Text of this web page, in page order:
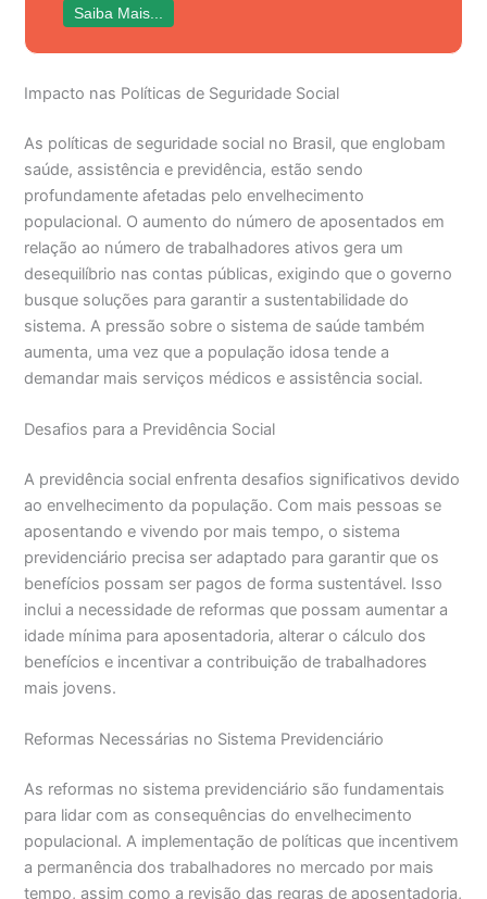
Saiba Mais...
Impacto nas Políticas de Seguridade Social
As políticas de seguridade social no Brasil, que englobam
saúde, assistência e previdência, estão sendo
profundamente afetadas pelo envelhecimento
populacional. O aumento do número de aposentados em
relação ao número de trabalhadores ativos gera um
desequilíbrio nas contas públicas, exigindo que o governo
busque soluções para garantir a sustentabilidade do
sistema. A pressão sobre o sistema de saúde também
aumenta, uma vez que a população idosa tende a
demandar mais serviços médicos e assistência social.
Desafios para a Previdência Social
A previdência social enfrenta desafios significativos devido
ao envelhecimento da população. Com mais pessoas se
aposentando e vivendo por mais tempo, o sistema
previdenciário precisa ser adaptado para garantir que os
benefícios possam ser pagos de forma sustentável. Isso
inclui a necessidade de reformas que possam aumentar a
idade mínima para aposentadoria, alterar o cálculo dos
benefícios e incentivar a contribuição de trabalhadores
mais jovens.
Reformas Necessárias no Sistema Previdenciário
As reformas no sistema previdenciário são fundamentais
para lidar com as consequências do envelhecimento
populacional. A implementação de políticas que incentivem
a permanência dos trabalhadores no mercado por mais
tempo, assim como a revisão das regras de aposentadoria,